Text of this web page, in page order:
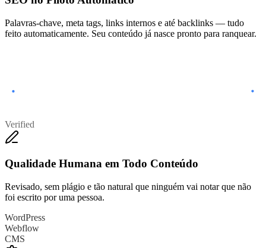
Palavras-chave, meta tags, links internos e até backlinks — tudo
feito automaticamente. Seu conteúdo já nasce pronto para ranquear.
Verified
Qualidade Humana em Todo Conteúdo
Revisado, sem plágio e tão natural que ninguém vai notar que não
foi escrito por uma pessoa.
WordPress
Webflow
CMS